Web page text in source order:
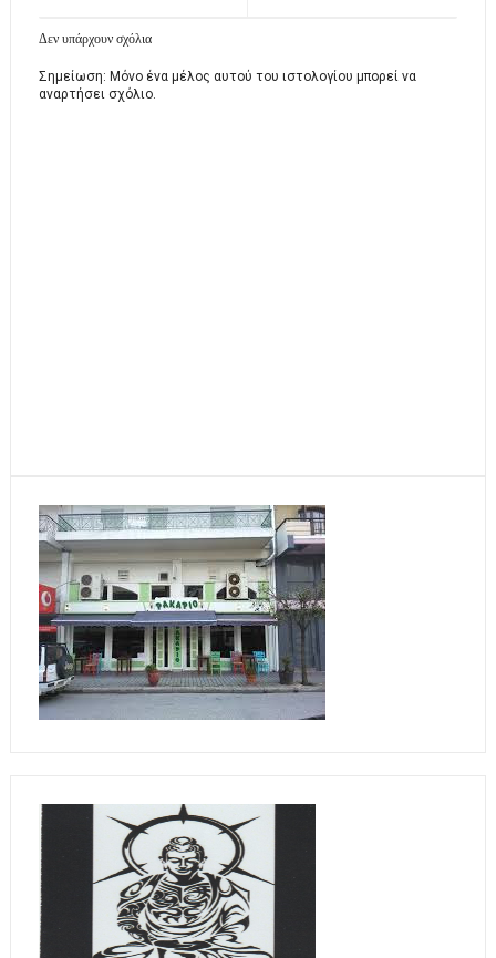
Δεν υπάρχουν σχόλια
Σημείωση: Μόνο ένα μέλος αυτού του ιστολογίου μπορεί να
αναρτήσει σχόλιο.